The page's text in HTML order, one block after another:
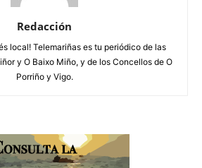
Redacción
local! Telemariñas es tu periódico de las
y O Baixo Miño, y de los Concellos de O
Porriño y Vigo.